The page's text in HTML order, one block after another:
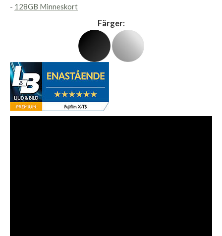
- 128GB Minneskort
Färger: